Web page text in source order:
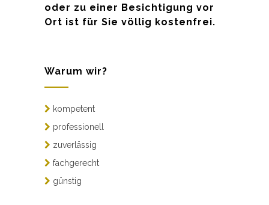
oder zu einer Besichtigung vor
Ort ist für Sie völlig kostenfrei.
Warum wir?
kompetent
professionell
zuverlässig
fachgerecht
günstig